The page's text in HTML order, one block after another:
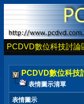
PCDVD數位科技討論
PCDVD數位科技
表情圖示清單
表情圖示